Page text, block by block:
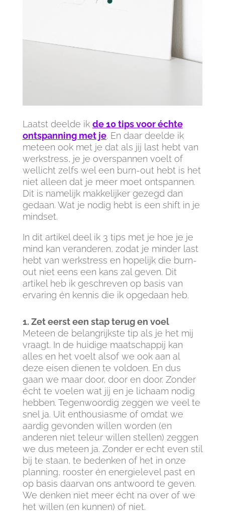
Laatst deelde ik de 10 tips voor échte
ontspanning met je. En daar deelde ik
meteen ook met je dat als jij last hebt van
werkstress, je je overspannen voelt of
wellicht zelfs wel een burn-out hebt is het
niet alleen dat je meer moet ontspannen.
Dit is namelijk makkelijker gezegd dan
gedaan. Wat je nodig hebt is een shift in je
mindset.
In dit artikel deel ik 3 tips met je hoe je je
mind kan veranderen, zodat je minder last
hebt van werkstress en hopelijk die burn-
out niet eens een kans zal geven. Dit
artikel heb ik geschreven op basis van
ervaring én kennis die ik opgedaan heb.
1. Zet eerst een stap terug en voel
Meteen de belangrijkste tip als je het mij
vraagt. In de huidige maatschappij kan
alles en het voelt alsof we ook aan al
deze eisen dienen te voldoen. En dus
gaan we maar door, door en door. Zonder
écht te voelen wat jij en je lichaam nodig
hebben. Tegenwoordig zeggen we veel te
snel ja. Uit enthousiasme of omdat we
aardig gevonden willen worden (en
anderen niet teleur willen stellen) zeggen
we dus meteen ja. Zonder er echt even stil
bij te staan, te bedenken of het in onze
planning, rooster én energielevel past en
op basis daarvan ons antwoord te geven.
We denken niet meer écht na over of we
het willen (en kunnen) of niet.